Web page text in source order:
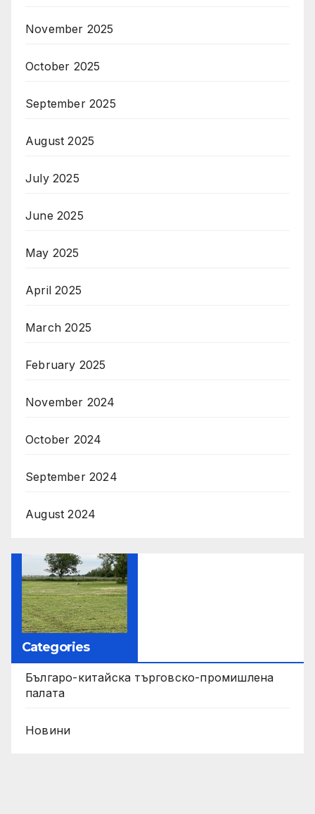
November 2025
October 2025
September 2025
August 2025
July 2025
June 2025
May 2025
April 2025
March 2025
February 2025
November 2024
October 2024
September 2024
August 2024
Categories
Българо-китайска търговско-промишлена
палата
Новини